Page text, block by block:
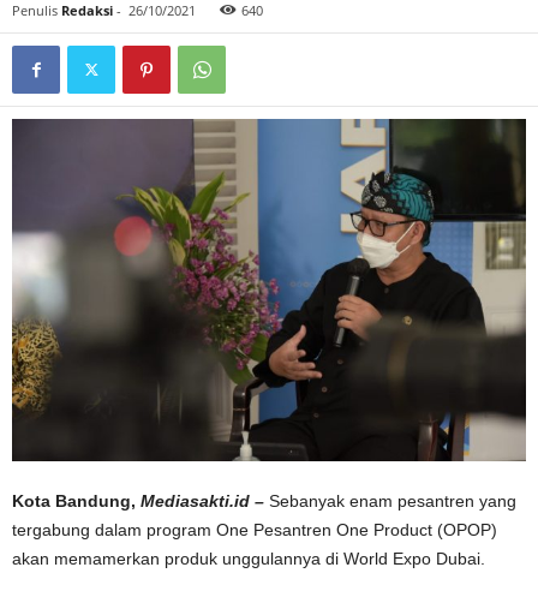
Penulis Redaksi - 26/10/2021 640
Kota Bandung, Mediasakti.id – Sebanyak enam pesantren yang
tergabung dalam program One Pesantren One Product (OPOP)
akan memamerkan produk unggulannya di World Expo Dubai.